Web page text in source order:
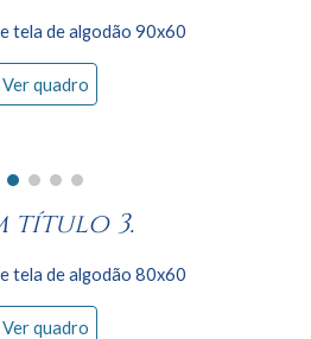
tela de algodão 90x60
Ver quadro
título 3.
tela de algodão 80x60
Ver quadro